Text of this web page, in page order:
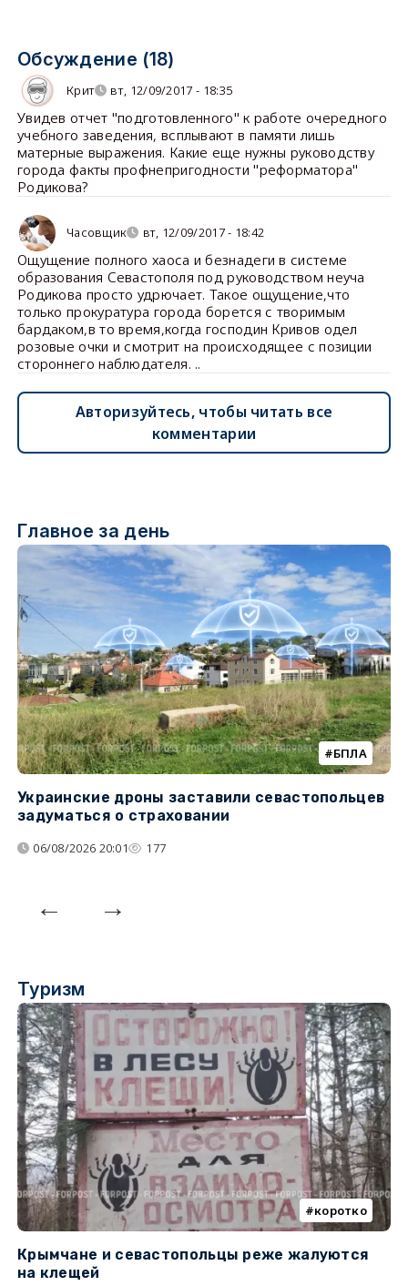
Обсуждение (18)
Крит вт, 12/09/2017 - 18:35
Увидев отчет "подготовленного" к работе очередного
учебного заведения, всплывают в памяти лишь
матерные выражения. Какие еще нужны руководству
города факты профнепригодности "реформатора"
Родикова?
Часовщик вт, 12/09/2017 - 18:42
Ощущение полного хаоса и безнадеги в системе
образования Севастополя под руководством неуча
Родикова просто удрючает. Такое ощущение,что
только прокуратура города борется с творимым
бардаком,в то время,когда господин Кривов одел
розовые очки и смотрит на происходящее с позиции
стороннего наблюдателя. ..
Авторизуйтесь, чтобы читать все
комментарии
Главное за день
БПЛА
Украинские дроны заставили севастопольцев
задуматься о страховании
06/08/2026 20:01 177
Туризм
коротко
Крымчане и севастопольцы реже жалуются
на клещей